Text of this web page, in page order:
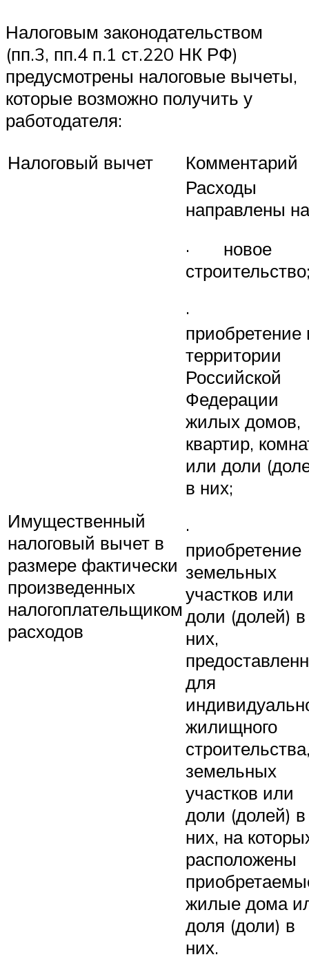
Налоговым законодательством
(пп.3, пп.4 п.1 ст.220 НК РФ)
предусмотрены налоговые вычеты,
которые возможно получить у
работодателя:
Налоговый вычет
Комментарий
Имущественный
налоговый вычет в
размере фактически
произведенных
налогоплательщиком
расходов
Расходы
направлены
· новое
·
приобретение
территории
Российской
Федерации
жилых домов,
квартир,
или доли
в них;
·
приобретение
земельных
участков или
доли (долей) в
них,
для
жилищного
земельных
участков или
доли (долей) в
них, на
расположены
жилые дома
доля (доли) в
них.